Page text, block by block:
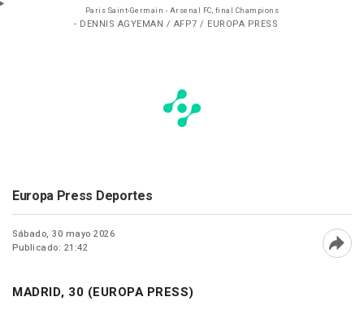
Paris Saint-Germain - Arsenal FC, final Champions
- DENNIS AGYEMAN / AFP7 / EUROPA PRESS
Europa Press Deportes
Sábado, 30 mayo 2026
Publicado: 21:42
MADRID, 30 (EUROPA PRESS)